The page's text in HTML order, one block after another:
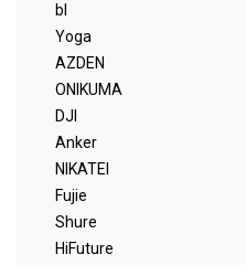
bl
Yoga
AZDEN
ONIKUMA
DJI
Anker
NIKATEI
Fujie
Shure
HiFuture